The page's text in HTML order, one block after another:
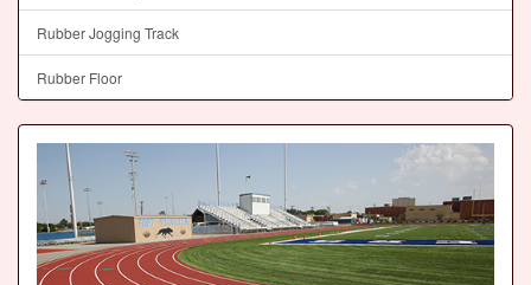
Rubber Jogging Track
Rubber Floor